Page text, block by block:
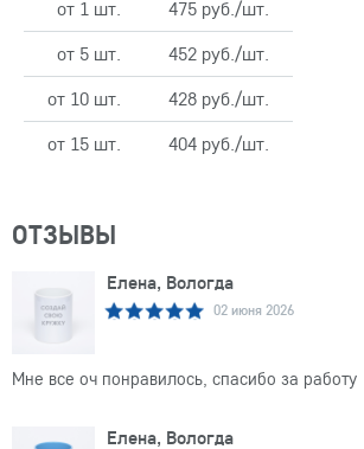
от 1 шт.
475 руб./шт.
от 5 шт.
452 руб./шт.
от 10 шт.
428 руб./шт.
от 15 шт.
404 руб./шт.
ОТЗЫВЫ
Елена, Вологда
02 июня 2026
Мне все оч понравилось, спасибо за работу
Елена, Вологда